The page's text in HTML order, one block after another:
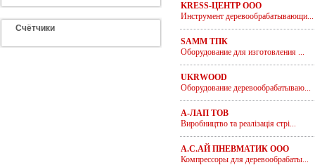
Счётчики
KRESS-ЦЕНТР ООО
Инструмент деревообрабатывающи...
SAMM ТПК
Оборудование для изготовления ...
UKRWOOD
Оборудование деревообрабатываю...
А-ЛАП ТОВ
Виробництво та реалізація стрі...
А.С.АЙ ПНЕВМАТИК ООО
Компрессоры для деревообрабаты...